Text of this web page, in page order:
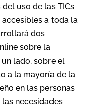
uso de las TICs
a toda la
dos
sobre la
lado, sobre el
a la mayoría de la
en las personas
necesidades